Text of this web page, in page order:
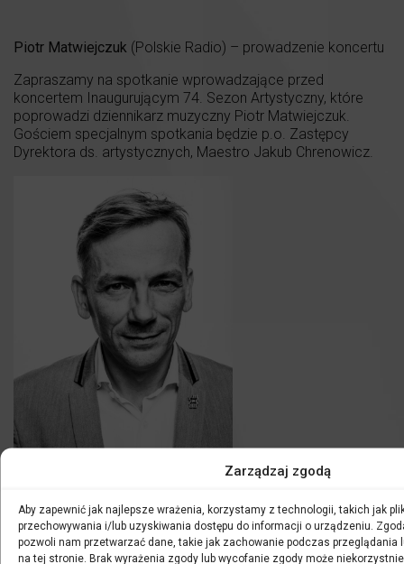
Zarządzaj zgodą
Aby zapewnić jak najlepsze wrażenia, korzystamy z technologii, takich jak
przechowywania i/lub uzyskiwania dostępu do informacji o urządzeniu.
pozwoli nam przetwarzać dane, takie jak zachowanie podczas przeglądania
na tej stronie. Brak wyrażenia zgody lub wycofanie zgody może niekorzystnie
Piotr Matwiejczuk (Polskie Radio) – prowadzenie koncertu
Zapraszamy na spotkanie wprowadzające przed
koncertem Inaugurującym 74. Sezon Artystyczny, które
poprowadzi dziennikarz muzyczny Piotr Matwiejczuk.
Gościem specjalnym spotkania będzie p.o. Zastępcy
Dyrektora ds. artystycznych, Maestro Jakub Chrenowicz.
muzyczny, absolwent Instytutu Muzykologii Uniwersytetu
Warszawskiego, od 2002 roku związany z Redakcją
Muzyczną Programu 2 Polskiego Radia. W latach 2012–